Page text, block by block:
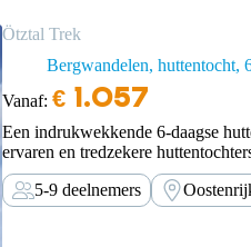
Ötztal Trek
Bergwandelen, huttentocht
Vanaf: €1.057
Een indrukwekkende 6-daagse
ervaren en tredzekere
5-9 deelnemers